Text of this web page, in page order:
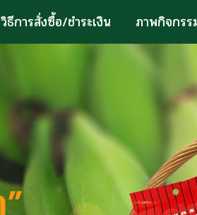
วิธีการสั่งซื้อ/ชำระเงิน ภาพกิจกรร